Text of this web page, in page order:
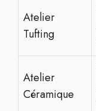
Atelier
Tufting
Atelier
Céramique